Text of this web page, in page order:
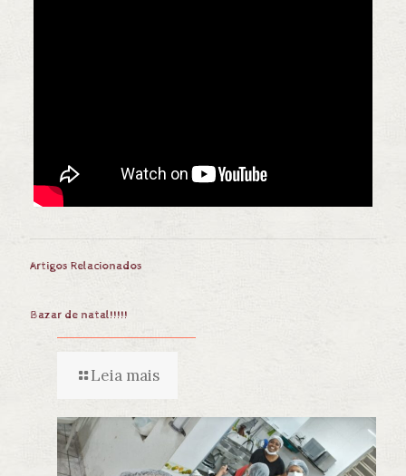
Artigos Relacionados
Bazar de natal!!!!!
Leia mais